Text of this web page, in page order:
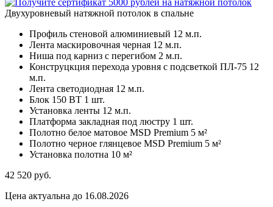
Двухуровневый натяжной потолок в спальне
Профиль стеновой алюминиевый 12 м.п.
Лента маскировочная черная 12 м.п.
Ниша под карниз с перегибом 2 м.п.
Конструцкция перехода уровня с подсветкой ПЛ-75 12
м.п.
Лента светодиодная 12 м.п.
Блок 150 ВТ 1 шт.
Установка ленты 12 м.п.
Платформа закладная под люстру 1 шт.
Полотно белое матовое MSD Premium 5 м²
Полотно черное глянцевое MSD Premium 5 м²
Установка полотна 10 м²
42 520 руб.
Цена актуальна до 16.08.2026